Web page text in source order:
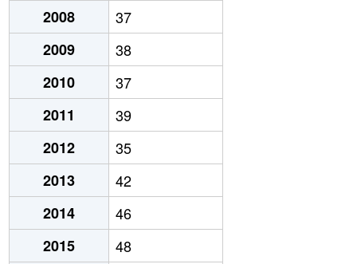
2008
37
2009
38
2010
37
2011
39
2012
35
2013
42
2014
46
2015
48